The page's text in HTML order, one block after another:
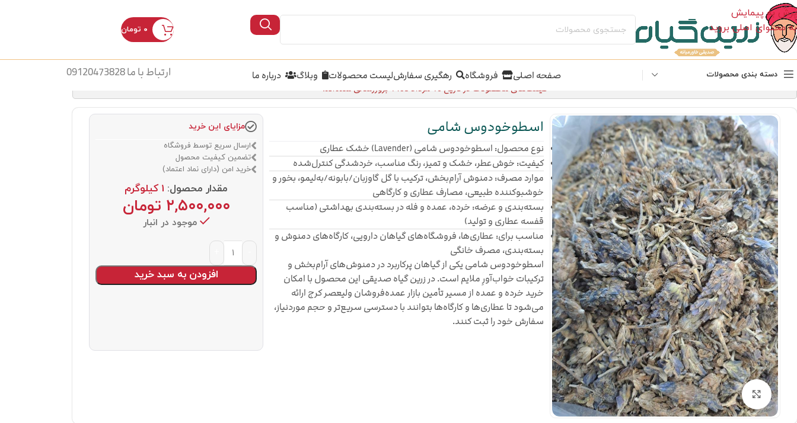
پرش به پیمایش
به محتوای اصلی بروید
۰ تومان
دسته بندی محصولات صفحه اصلی فروشگاه رهگیری سفارشلیست محصولات وبلاگ درباره ما ارتباط با ما 09120473828
قیمت‌های محصولات در تاریخ 16 مرداد 1405 بروزرسانی شده‌اند.
بزرگنمایی تصویر
اسطوخودوس شامی
نوع محصول: اسطوخودوس شامی (Lavender) خشک عطاری
کیفیت: خوش‌عطر، خشک و تمیز، رنگ مناسب، خردشدگی کنترل‌شده
موارد مصرف: دمنوش آرام‌بخش، ترکیب با گل گاوزبان/بابونه/به‌لیمو، بخور و
خوشبوکننده طبیعی، مصارف عطاری و کارگاهی
بسته‌بندی و عرضه: خرده، عمده و فله در بسته‌بندی بهداشتی (مناسب
قفسه عطاری و تولید)
مناسب برای: عطاری‌ها، فروشگاه‌های گیاهان دارویی، کارگاه‌های دمنوش و
بسته‌بندی، مصرف خانگی
اسطوخودوس شامی یکی از گیاهان پرکاربرد در دمنوش‌های آرام‌بخش و
ترکیبات خواب‌آورِ ملایم است. در زرین گیاه صدیقی این محصول با امکان
خرید خرده و عمده از مسیر تأمین بازار عمده‌فروشان ولیعصر کرج ارائه
می‌شود تا عطاری‌ها و کارگاه‌ها بتوانند با دسترسی سریع‌تر و حجم موردنیاز،
سفارش خود را ثبت کنند.
مزایای این خرید
ارسال سریع توسط فروشگاه
تضمین کیفیت محصول
خرید امن (دارای نماد اعتماد)
مقدار محصول: 1 کیلوگرم
۲,۵۰۰,۰۰۰ تومان
موجود در انبار
افزودن به سبد خرید